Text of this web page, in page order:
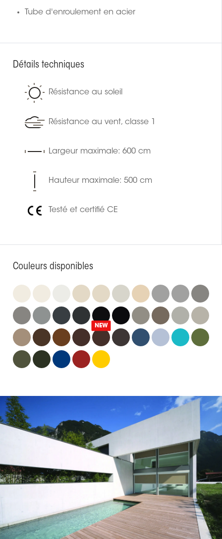
Tube d'enroulement en acier
Détails techniques
Résistance au soleil
Résistance au vent, classe 1
Largeur maximale: 600 cm
Hauteur maximale: 500 cm
Testé et certifié CE
Couleurs disponibles